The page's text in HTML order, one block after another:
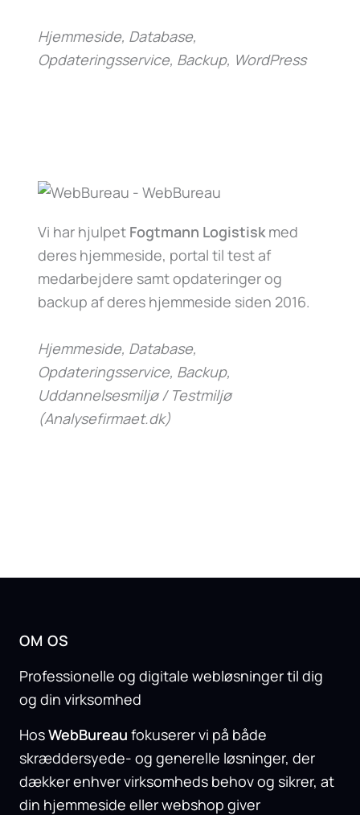
Hjemmeside, Database,
Opdateringsservice, Backup, WordPress
Vi har hjulpet Fogtmann Logistiskmed
deres hjemmeside, portal til test af
medarbejdere samt opdateringer og
backup af deres hjemmeside siden 2016.
Hjemmeside, Database,
Opdateringsservice, Backup,
Uddannelsesmiljø / Testmiljø
(Analysefirmaet.dk)
OM OS
Professionelle og digitale webløsninger til dig
og din virksomhed
HosWebBureau fokuserer vi på både
skræddersyede- og generelle løsninger, der
dækker enhver virksomheds behov og sikrer, at
din hjemmeside eller webshop giver